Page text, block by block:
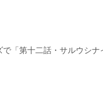
「第十二話・サルウシナ